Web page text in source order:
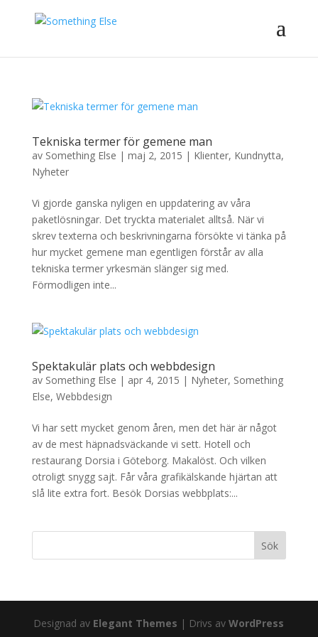
Tekniska termer för gemene man
av Something Else | maj 2, 2015 | Klienter, Kundnytta,
Nyheter
Vi gjorde ganska nyligen en uppdatering av våra
paketlösningar. Det tryckta materialet alltså. När vi
skrev texterna och beskrivningarna försökte vi tänka på
hur mycket gemene man egentligen förstår av alla
tekniska termer yrkesmän slänger sig med.
Förmodligen inte...
Spektakulär plats och webbdesign
av Something Else | apr 4, 2015 | Nyheter, Something
Else, Webbdesign
Vi har sett mycket genom åren, men det här är något
av de mest häpnadsväckande vi sett. Hotell och
restaurang Dorsia i Göteborg. Makalöst. Och vilken
otroligt snygg sajt. Får våra grafikälskande hjärtan att
slå lite extra fort. Besök Dorsias webbplats:...
Designad av Elegant Themes | Drivs avWordPress